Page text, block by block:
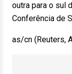
outra para o sul
Conferência de
as/cn (Reuters,